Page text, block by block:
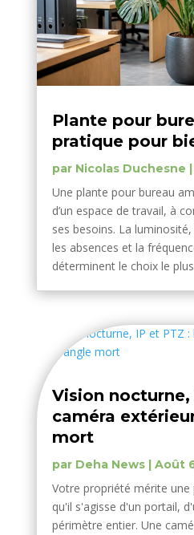
Plante pour
pratique pour
par Nicolas Duchesne |
Une plante pour bureau
d’un espace de travail, à
ses besoins. La luminosité,
les absences et la
déterminent le choix le
Vision nocturne,
caméra
mort
par Deha News| Août
Votre propriété mérite
qu'il s'agisse d'un portail,
périmètre entier. Une